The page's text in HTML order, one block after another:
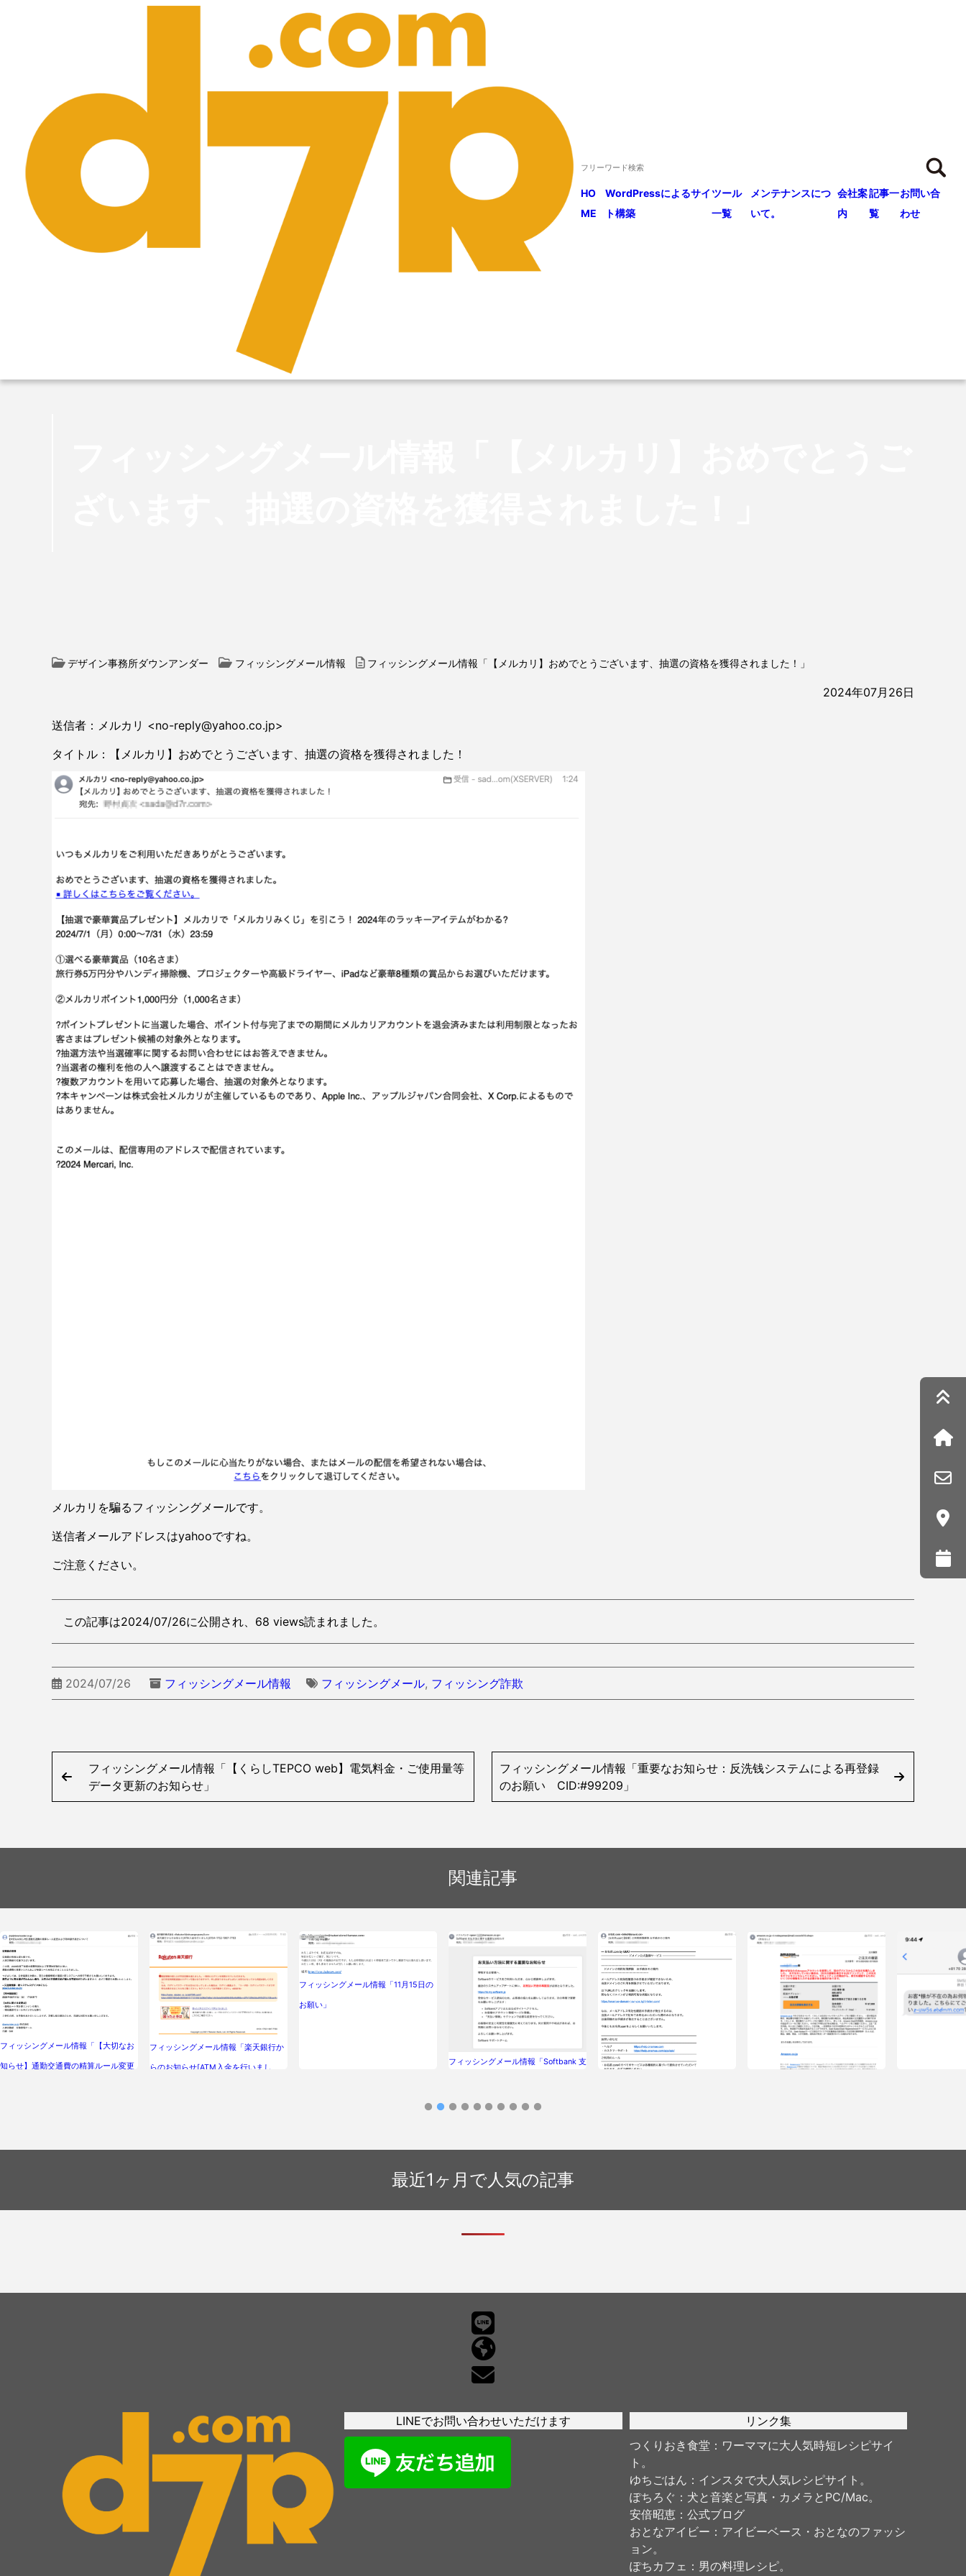
HO
ME
WordPressによるサイ
ト構築
ツール
一覧
メンテナンスにつ
いて。
会社案
内
記事一
覧
お問い合
わせ
デザイン事務所ダウンアンダー フィッシングメール情報 フィッシングメール情報「【メルカリ】おめでとうございます、抽選の資格を獲得されました！」
2024年07月26日
送信者：メルカリ <no-reply@yahoo.co.jp>
タイトル：【メルカリ】おめでとうございます、抽選の資格を獲得されました！
メルカリを騙るフィッシングメールです。
送信者メールアドレスはyahooですね。
ご注意ください。
この記事は2024/07/26に公開され、68 views読まれました。
2024/07/26 フィッシングメール情報 フィッシングメール, フィッシング詐欺
フィッシングメール情報「【くらしTEPCO web】電気料金・ご使用量等
データ更新のお知らせ」
フィッシングメール情報「重要なお知らせ：反洗钱システムによる再登録
のお願い CID:#99209」
関連記事
フィッシングメール情報「【大切なお
知らせ】通勤交通費の精算ルール変更
フィッシングメール情報「楽天銀行か
らのお知らせ[ATM入金を行いまし
フィッシングメール情報「11月15日の
お願い」
フィッシングメール情報「Softbank 支
最近1ヶ月で人気の記事
LINEでお問い合わせいただけます
リンク集
つくりおき食堂 ：ワーママに大人気時短レシピサイ
ト。
ゆちごはん ：インスタで大人気レシピサイト。
ぽちろぐ ：犬と音楽と写真・カメラとPC/Mac。
安倍昭恵：公式ブログ
おとなアイビー ：アイビーベース・おとなのファッシ
ョン。
ぽちカフェ ：男の料理レシピ。